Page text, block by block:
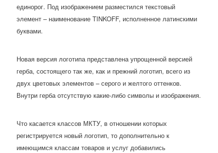
единорог. Под изображением разместился текстовый
элемент – наименование TINKOFF, исполненное латинскими
буквами.
Новая версия логотипа представлена упрощенной версией
герба, состоящего так же, как и прежний логотип, всего из
двух цветовых элементов – серого и желтого оттенков.
Внутри герба отсутствую какие-либо символы и изображения.
Что касается классов МКТУ, в отношении которых
регистрируется новый логотип, то дополнительно к
имеющимся классам товаров и услуг добавились